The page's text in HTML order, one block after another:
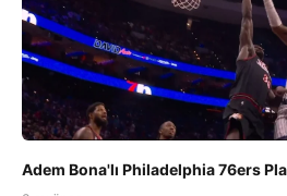
Adem Bona'lı Philadelphia 76ers